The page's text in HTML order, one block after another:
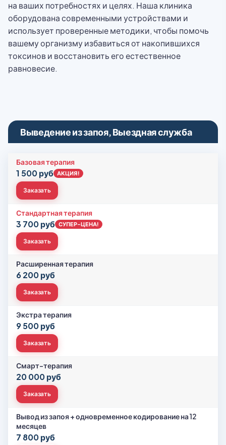
на ваших потребностях и целях. Наша клиника
оборудована современными устройствами и
использует проверенные методики, чтобы помочь
вашему организму избавиться от накопившихся
токсинов и восстановить его естественное
равновесие.
Выведение из запоя, Выездная служба
Базовая терапия
1 500 руб АКЦИЯ!
Заказать
Стандартная терапия
3 700 руб СУПЕР-ЦЕНА!
Заказать
Расширенная терапия
6 200 руб
Заказать
Экстра терапия
9 500 руб
Заказать
Смарт-терапия
20 000 руб
Заказать
Вывод из запоя + одновременное кодирование на 12
месяцев
7 800 руб